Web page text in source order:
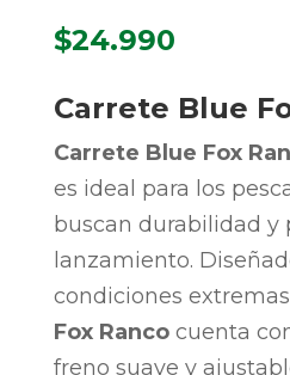
$24.990
Carrete Blue
Carrete Blue Fox
es ideal para los
buscan durabilidad y
lanzamiento.
condiciones
Fox Rancocuenta
freno suave y